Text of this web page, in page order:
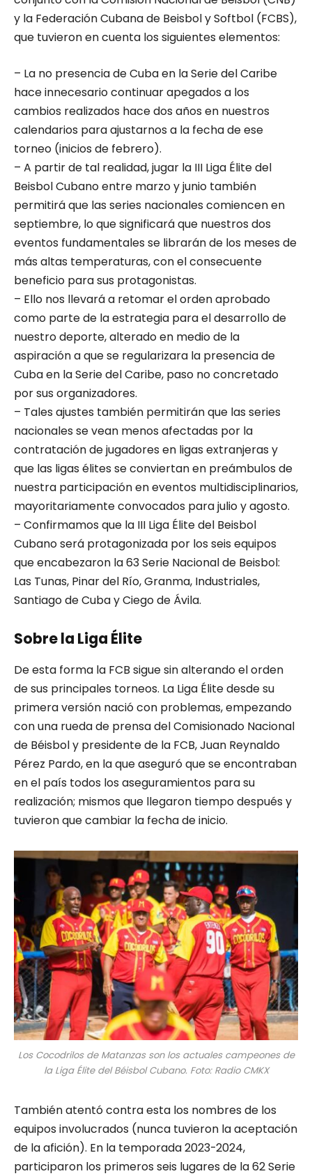
y la Federación Cubana de Beisbol y Softbol (FCBS),
que tuvieron en cuenta los siguientes elementos:
– La no presencia de Cuba en la Serie del Caribe
hace innecesario continuar apegados a los
cambios realizados hace dos años en nuestros
calendarios para ajustarnos a la fecha de ese
torneo (inicios de febrero).
– A partir de tal realidad, jugar la III Liga Élite del
Beisbol Cubano entre marzo y junio también
permitirá que las series nacionales comiencen en
septiembre, lo que significará que nuestros dos
eventos fundamentales se librarán de los meses de
más altas temperaturas, con el consecuente
beneficio para sus protagonistas.
– Ello nos llevará a retomar el orden aprobado
como parte de la estrategia para el desarrollo de
nuestro deporte, alterado en medio de la
aspiración a que se regularizara la presencia de
Cuba en la Serie del Caribe, paso no concretado
por sus organizadores.
– Tales ajustes también permitirán que las series
nacionales se vean menos afectadas por la
contratación de jugadores en ligas extranjeras y
que las ligas élites se conviertan en preámbulos de
nuestra participación en eventos multidisciplinarios,
mayoritariamente convocados para julio y agosto.
– Confirmamos que la III Liga Élite del Beisbol
Cubano será protagonizada por los seis equipos
que encabezaron la 63 Serie Nacional de Beisbol:
Las Tunas, Pinar del Río, Granma, Industriales,
Santiago de Cuba y Ciego de Ávila.
Sobre la Liga Élite
De esta forma la FCB sigue sin alterando el orden
de sus principales torneos. La Liga Élite desde su
primera versión nació con problemas, empezando
con una rueda de prensa del Comisionado Nacional
de Béisbol y presidente de la FCB, Juan Reynaldo
Pérez Pardo, en la que aseguró que se encontraban
en el país todos los aseguramientos para su
realización; mismos que llegaron tiempo después y
tuvieron que cambiar la fecha de inicio.
Los Cocodrilos de Matanzas son los actuales campeones de
la Liga Élite del Béisbol Cubano. Foto: Radio CMKX
También atentó contra esta los nombres de los
equipos involucrados (nunca tuvieron la aceptación
de la afición). En la temporada 2023-2024,
participaron los primeros seis lugares de la 62 Serie